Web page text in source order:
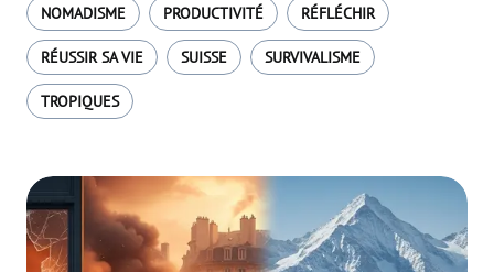
NOMADISME PRODUCTIVITÉ RÉFLÉCHIR
RÉUSSIR SA VIE SUISSE SURVIVALISME
TROPIQUES